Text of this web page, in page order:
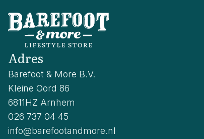
Adres
Barefoot & More B.V.
Kleine Oord 86
6811HZ Arnhem
026 737 04 45
info@barefootandmore.nl